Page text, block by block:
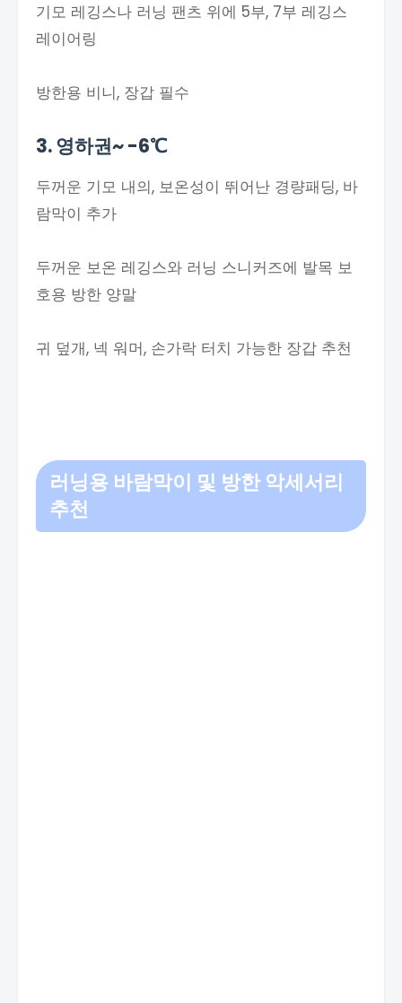
기모 레깅스나 러닝 팬츠 위에 5부, 7부 레깅스
레이어링
방한용 비니, 장갑 필수
3. 영하권~ -6℃
두꺼운 기모 내의, 보온성이 뛰어난 경량패딩, 바
람막이 추가
두꺼운 보온 레깅스와 러닝 스니커즈에 발목 보
호용 방한 양말
귀 덮개, 넥 워머, 손가락 터치 가능한 장갑 추천
러닝용 바람막이 및 방한 악세서리
추천